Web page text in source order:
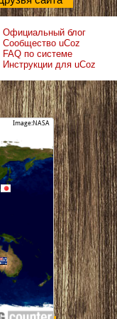
Официальный блог
Сообщество uCoz
FAQ по системе
Инструкции для uCoz